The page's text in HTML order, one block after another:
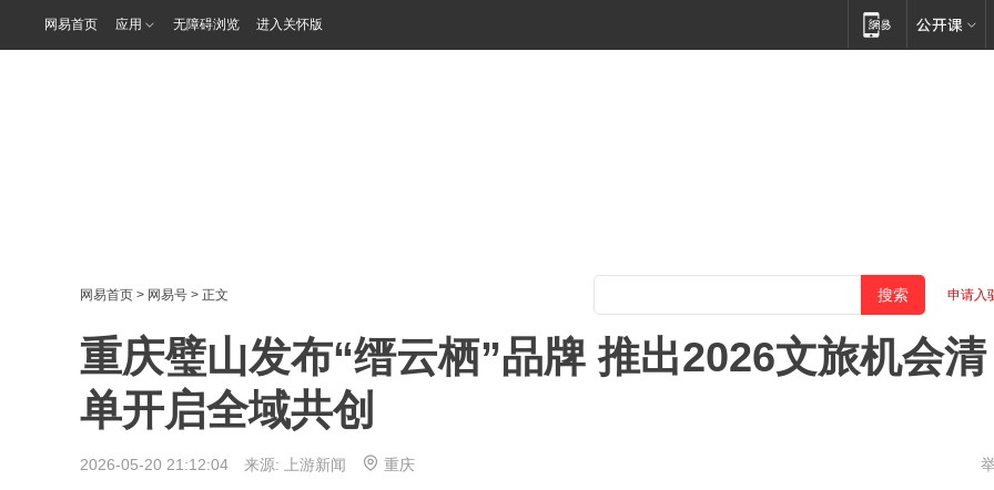
网易首页 应用 无障碍浏览 进入关怀版
网易首页 > 网易号 > 正文 申请入
重庆璧山发布“缙云栖”品牌 推出2026文旅机会清
单开启全域共创
2026-05-20 21:12:04 来源: 上游新闻 重庆